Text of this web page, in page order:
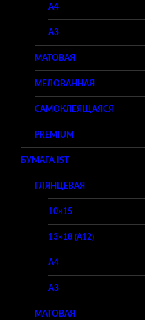
A4
A3
МАТОВАЯ
МЕЛОВАННАЯ
САМОКЛЕЯЩАЯСЯ
PREMIUM
БУМАГА IST
ГЛЯНЦЕВАЯ
10×15
13×18 (A12)
A4
A3
МАТОВАЯ